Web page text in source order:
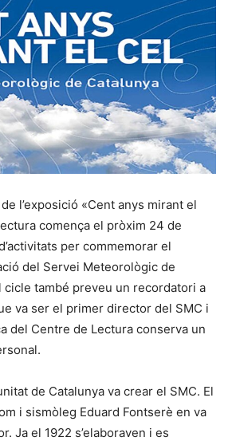
l’exposició «Cent anys mirant el
comença el pròxim 24 de
per commemorar el
del Servei Meteorològic de
cicle també preveu un recordatori a
va ser el primer director del SMC i
del Centre de Lectura conserva un
de Catalunya va crear el SMC. El
i sismòleg Eduard Fontserè en va
Ja el 1922 s’elaboraven i es